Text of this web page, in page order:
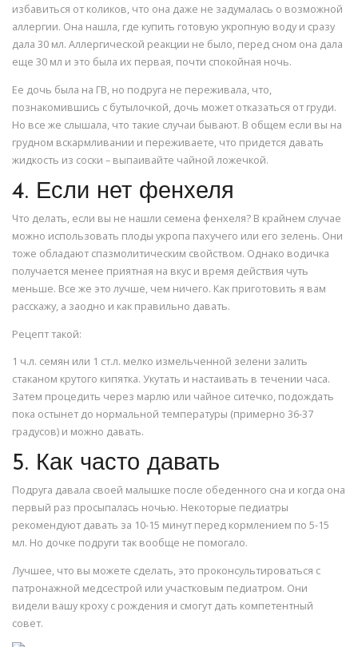
избавиться от коликов, что она даже не задумалась о возможной
аллергии. Она нашла, где купить готовую укропную воду и сразу
дала 30 мл. Аллергической реакции не было, перед сном она дала
еще 30 мл и это была их первая, почти спокойная ночь.
Ее дочь была на ГВ, но подруга не переживала, что,
познакомившись с бутылочкой, дочь может отказаться от груди.
Но все же слышала, что такие случаи бывают. В общем если вы на
грудном вскармливании и переживаете, что придется давать
жидкость из соски – выпаивайте чайной ложечкой.
4. Если нет фенхеля
Что делать, если вы не нашли семена фенхеля? В крайнем случае
можно использовать плоды укропа пахучего или его зелень. Они
тоже обладают спазмолитическим свойством. Однако водичка
получается менее приятная на вкус и время действия чуть
меньше. Все же это лучше, чем ничего. Как приготовить я вам
расскажу, а заодно и как правильно давать.
Рецепт такой:
1 ч.л. семян или 1 ст.л. мелко измельченной зелени залить
стаканом крутого кипятка. Укутать и настаивать в течении часа.
Затем процедить через марлю или чайное ситечко, подождать
пока остынет до нормальной температуры (примерно 36-37
градусов) и можно давать.
5. Как часто давать
Подруга давала своей малышке после обеденного сна и когда она
первый раз просыпалась ночью. Некоторые педиатры
рекомендуют давать за 10-15 минут перед кормлением по 5-15
мл. Но дочке подруги так вообще не помогало.
Лучшее, что вы можете сделать, это проконсультироваться с
патронажной медсестрой или участковым педиатром. Они
видели вашу кроху с рождения и смогут дать компетентный
совет.